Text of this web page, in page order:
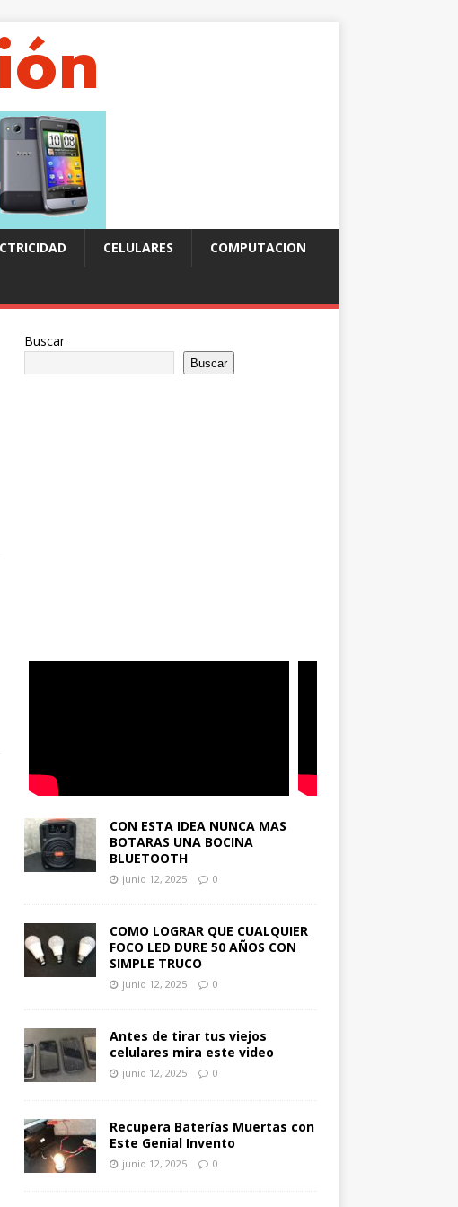
CELULARES COMPUTACION
Buscar
Buscar
CON ESTA IDEA NUNCA MAS
BOTARAS UNA BOCINA
BLUETOOTH
junio 12, 2025 0
COMO LOGRAR QUE CUALQUIER
FOCO LED DURE 50 AÑOS CON
SIMPLE TRUCO
junio 12, 2025 0
Antes de tirar tus viejos
celulares mira este video
junio 12, 2025 0
Recupera Baterías Muertas con
Este Genial Invento
junio 12, 2025 0